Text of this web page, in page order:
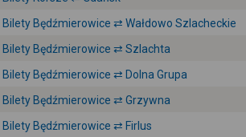
Bilety Będźmierowice ⇄ Wałdowo Szlacheckie
Bilety Będźmierowice ⇄ Szlachta
Bilety Będźmierowice ⇄ Dolna Grupa
Bilety Będźmierowice ⇄ Grzywna
Bilety Będźmierowice ⇄ Firlus